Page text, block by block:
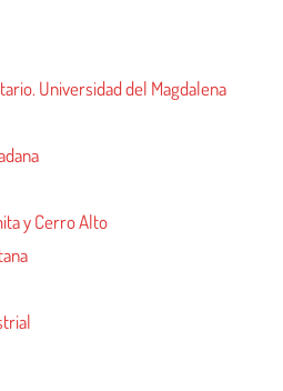
Universidad del Magdalena
y Cerro Alto